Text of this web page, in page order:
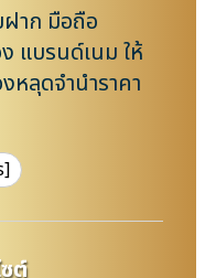
ฝาก มือถือ
แบรนด์เนม ให้
หลุดจำนำราคา
ต์